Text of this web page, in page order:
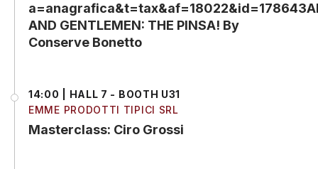
AND GENTLEMEN: THE PINSA! By
Conserve Bonetto
14:00 | HALL 7 - BOOTH U31
EMME PRODOTTI TIPICI SRL
Masterclass: Ciro Grossi